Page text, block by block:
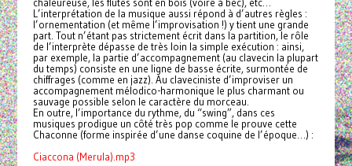
L’interprétation de la musique aussi répond à d’autres règles :
l’ornementation (et même l’improvisation !) y tient une grande
part. Tout n’étant pas strictement écrit dans la partition, le rôle
de l’interprète dépasse de très loin la simple exécution : ainsi,
par exemple, la partie d’accompagnement (au clavecin la plupart
du temps) consiste en une ligne de basse écrite, surmontée de
chiffrages (comme en jazz). Au claveciniste d’improviser un
accompagnement mélodico-harmonique le plus charmant ou
sauvage possible selon le caractère du morceau.
En outre, l’importance du rythme, du “swing”, dans ces
musiques prodigue un côté très pop comme le prouve cette
Chaconne (forme inspirée d’une danse coquine de l’époque…) :
Ciaccona (Merula).mp3